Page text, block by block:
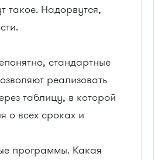
такое. Надорвутся,
стандартные
реализовать
таблицу, в которой
о всех сроках и
программы. Какая